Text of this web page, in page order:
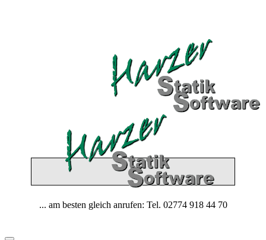
... am besten gleich anrufen: Tel. 02774 918 44 70